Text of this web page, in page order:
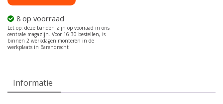
8 op voorraad
Informatie